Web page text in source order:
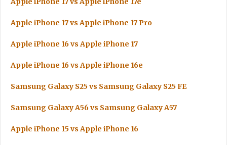
Apple iPhone 17 vs Apple iPhone 17 Pro
Apple iPhone 16 vs Apple iPhone 17
Apple iPhone 16 vs Apple iPhone 16e
Samsung Galaxy S25 vs Samsung Galaxy S25 FE
Samsung Galaxy A56 vs Samsung Galaxy A57
Apple iPhone 15 vs Apple iPhone 16